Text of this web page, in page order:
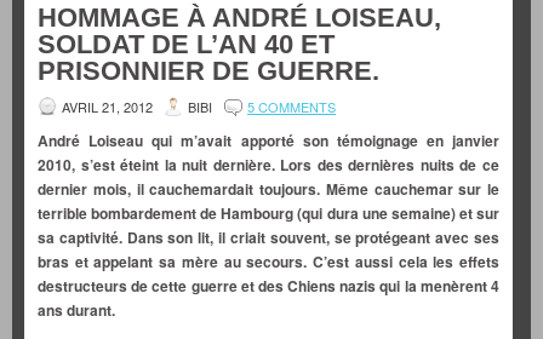
HOMMAGE À ANDRÉ LOISEAU,
SOLDAT DE L’AN 40 ET
PRISONNIER DE GUERRE.
AVRIL 21, 2012 BIBI 5 COMMENTS
André Loiseau qui m’avait apporté son témoignage en janvier
2010, s’est éteint la nuit dernière. Lors des dernières nuits de ce
dernier mois, il cauchemardait toujours. Même cauchemar sur le
terrible bombardement de Hambourg (qui dura une semaine) et sur
sa captivité. Dans son lit, il criait souvent, se protégeant avec ses
bras et appelant sa mère au secours. C’est aussi cela les effets
destructeurs de cette guerre et des Chiens nazis qui la menèrent 4
ans durant.